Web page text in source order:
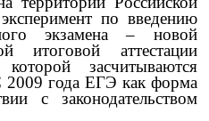
по введению
экзамена – новой
итоговой аттестации
засчитываются
года ЕГЭ как форма
с законодательством